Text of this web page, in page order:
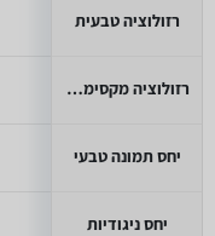
רזולוציה טבעית
רזולוציה מקסימלית
יחס תמונה טבעי
יחס ניגודיות